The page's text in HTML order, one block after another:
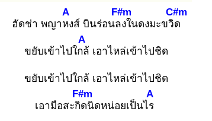
ฮัดช่า พญาหง
A
ส์ บินร่อนลง
F#m
ในดงมะขวิด
C#m
ขยับเข้าไปใกล้
A
เอาไหล่เข้าไปชิด
ขยับเข้าไปใกล้ เอาไหล่เข้าไปชิด
เอามือสะกิด
F#m
นิดหน่อยเป็นไร
A